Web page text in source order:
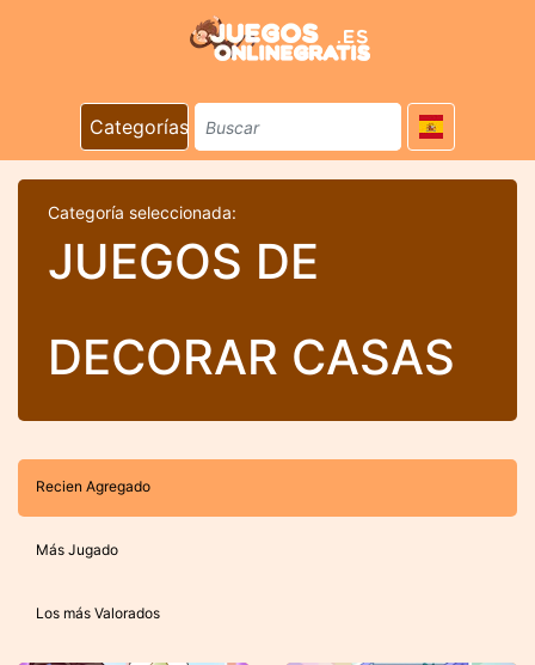
Categorías
Categoría seleccionada:
JUEGOS DE
DECORAR CASAS
Recien Agregado
Más Jugado
Los más Valorados